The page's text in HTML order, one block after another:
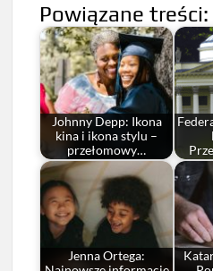
Powiązane treści:
Johnny Depp: Ikona
kina i ikona stylu –
przełomowy…
Jenna Ortega: